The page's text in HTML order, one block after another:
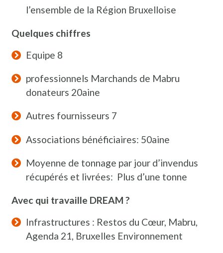
l’ensemble de la Région Bruxelloise
Quelques chiffres
Equipe 8
professionnels Marchands de Mabru
donateurs 20aine
Autres fournisseurs 7
Associations bénéficiaires: 50aine
Moyenne de tonnage par jour d’invendus
récupérés et livrées: Plus d’une tonne
Avec qui travaille DREAM ?
Infrastructures : Restos du Cœur, Mabru,
Agenda 21, Bruxelles Environnement